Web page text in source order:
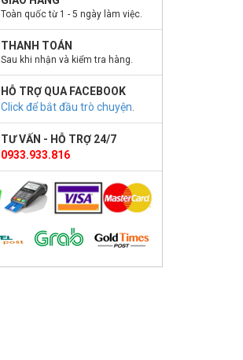
Toàn quốc từ 1 - 5 ngày làm việc.
THANH TOÁN
Sau khi nhận và kiểm tra hàng.
HỖ TRỢ QUA FACEBOOK
Click để bắt đầu trò chuyện.
TƯ VẤN - HỖ TRỢ 24/7
0933.933.816